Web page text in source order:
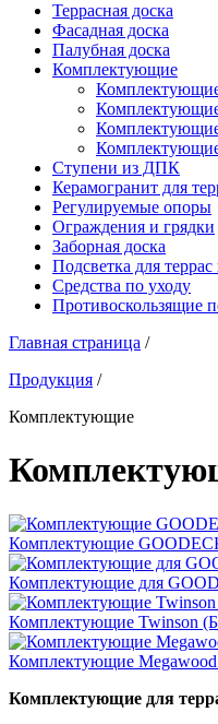
Террасная доска
Фасадная доска
Палубная доска
Комплектующие
Ступени из ДПК
Керамогранит для
Регулируемые опоры
Ограждения и грядки
Заборная доска
Подсветка для
Средства по уходу
Противоскользящие
Главная страница /
Продукция /
Комплектующие
Комплектующие
Комплектующие для
Комплектующие Twinson
Комплектующие
Комплектующие для